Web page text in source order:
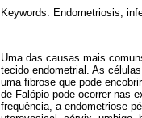
Keywords: Endometriosis;
Uma das causas mais
tecido endometrial. As
uma fibrose que pode
de Falópio pode ocorrer nas
frequência, a endometriose